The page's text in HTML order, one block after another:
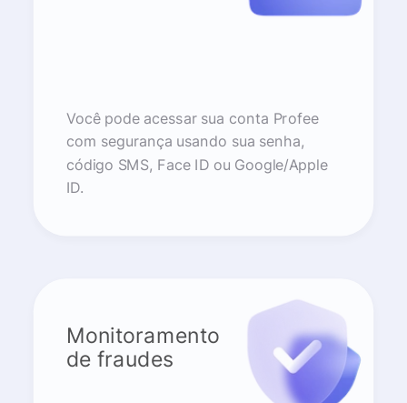
Você pode acessar sua conta Profee
com segurança usando sua senha,
código SMS, Face ID ou Google/Apple
ID.
Monitoramento
de fraudes